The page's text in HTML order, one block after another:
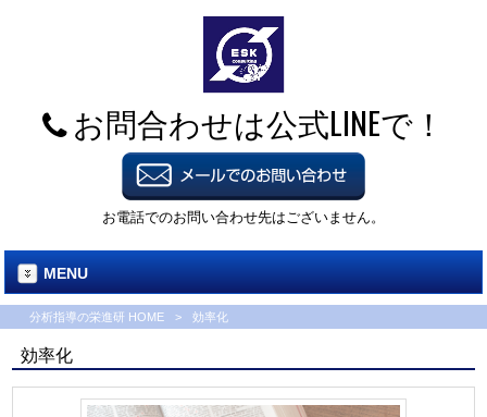
お問合わせは公式LINEで！
お電話でのお問い合わせ先はございません。
MENU
分析指導の栄進研 HOME > 効率化
効率化